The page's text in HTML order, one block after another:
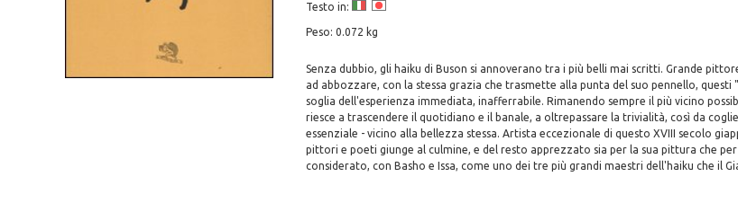
Testo in:
Peso: 0.072 kg
Senza dubbio, gli haiku di Buson si annoverano tra i più belli mai scritti. Grande
ad abbozzare, con la stessa grazia che trasmette alla punta del suo pennello, questi
soglia dell'esperienza immediata, inafferrabile. Rimanendo sempre il più vicino
riesce a trascendere il quotidiano e il banale, a oltrepassare la trivialità, così da
essenziale - vicino alla bellezza stessa. Artista eccezionale di questo XVIII secolo
pittori e poeti giunge al culmine, e del resto apprezzato sia per la sua pittura che per
considerato, con Basho e Issa, come uno dei tre più grandi maestri dell'haiku che il